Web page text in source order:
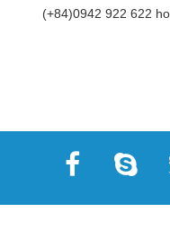
(+84)0942 922 622